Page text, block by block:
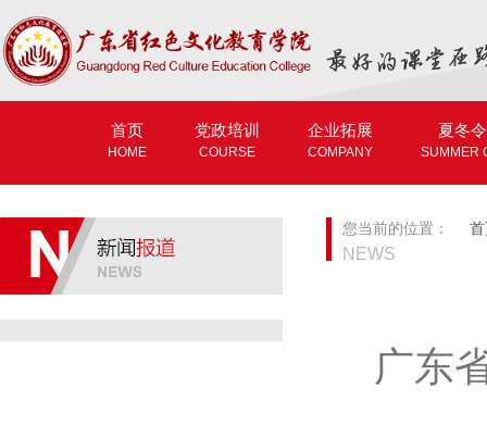
首页
HOME
党政培训
COURSE
企业拓展
COMPANY
夏冬
SUMMER
您当前的位置：
NEWS
广东